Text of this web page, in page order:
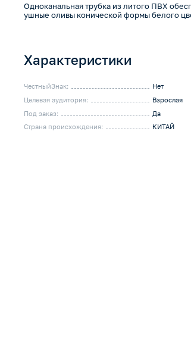
Одноканальная трубка из литого ПВХ
ушные оливы конической формы белого
Характеристики
ЧестныйЗнак:
Нет
Целевая аудитория:
Взрослая
Под заказ:
Да
Страна происхождения:
КИТАЙ